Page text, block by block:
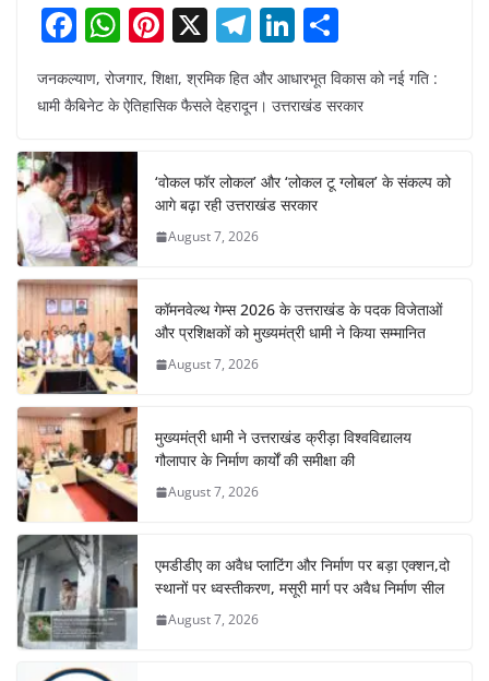
F
c
b
o
o
k
W
at
s
A
p
p
Pi
er
st
X T
el
e
a
m
Li
k
dI
n
h
ar
जनकल्याण, रोजगार, शिक्षा, श्रमिक हित और आधारभूत विकास को नई गति :
धामी कैबिनेट के ऐतिहासिक फैसले देहरादून। उत्तराखंड सरकार
‘वोकल फॉर लोकल’ और ‘लोकल टू ग्लोबल’ के संकल्प को
आगे बढ़ा रही उत्तराखंड सरकार
August 7, 2026
कॉमनवेल्थ गेम्स 2026 के उत्तराखंड के पदक विजेताओं
और प्रशिक्षकों को मुख्यमंत्री धामी ने किया सम्मानित
August 7, 2026
मुख्यमंत्री धामी ने उत्तराखंड क्रीड़ा विश्वविद्यालय
गौलापार के निर्माण कार्यों की समीक्षा की
August 7, 2026
एमडीडीए का अवैध प्लाटिंग और निर्माण पर बड़ा एक्शन,दो
स्थानों पर ध्वस्तीकरण, मसूरी मार्ग पर अवैध निर्माण सील
August 7, 2026